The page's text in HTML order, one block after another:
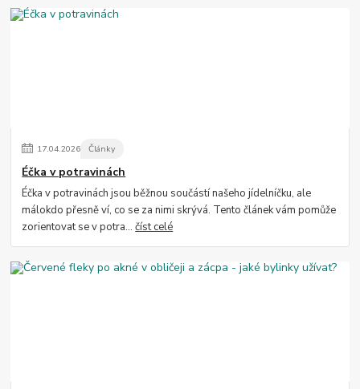
17.04.2026 Články
Éčka v potravinách
Éčka v potravinách jsou běžnou součástí našeho jídelníčku, ale
málokdo přesně ví, co se za nimi skrývá. Tento článek vám pomůže
zorientovat se v potra...číst celé